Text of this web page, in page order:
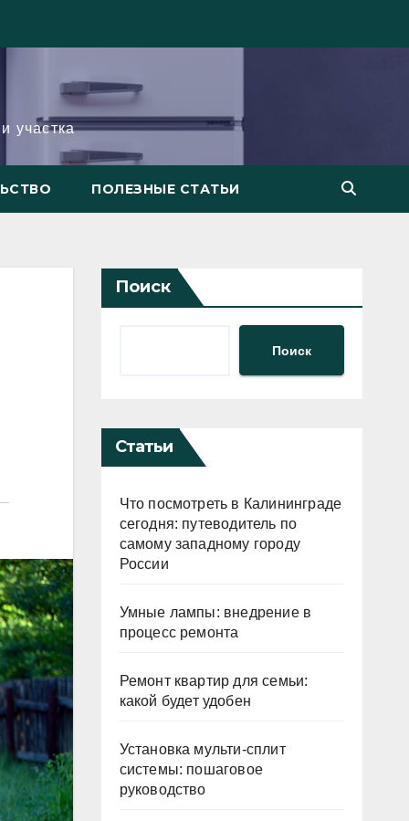
участка
ПОЛЕЗНЫЕ СТАТЬИ
Поиск
Поиск
Статьи
Что посмотреть в Калининграде
сегодня: путеводитель по
самому западному городу
России
Умные лампы: внедрение в
процесс ремонта
Ремонт квартир для семьи:
какой будет удобен
Установка мульти-сплит
системы: пошаговое
руководство